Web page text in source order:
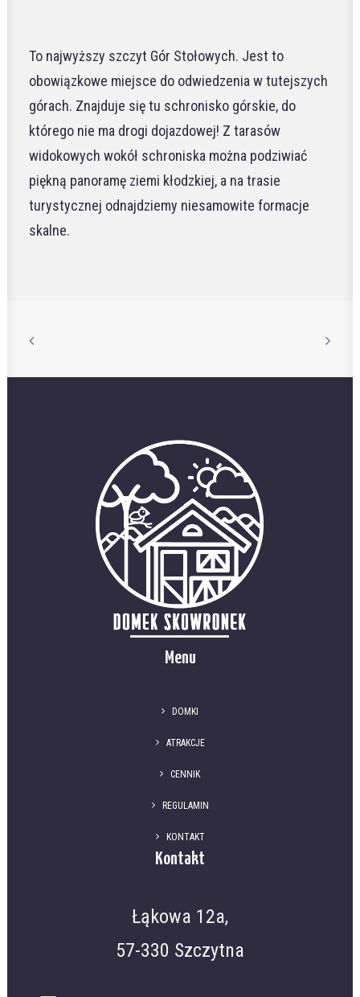
To najwyższy szczyt Gór Stołowych. Jest to
obowiązkowe miejsce do odwiedzenia w tutejszych
górach. Znajduje się tu schronisko górskie, do
którego nie ma drogi dojazdowej! Z tarasów
widokowych wokół schroniska można podziwiać
piękną panoramę ziemi kłodzkiej, a na trasie
turystycznej odnajdziemy niesamowite formacje
skalne.
Menu
DOMKI
ATRAKCJE
CENNIK
REGULAMIN
KONTAKT
Kontakt
Łąkowa 12a,
57-330 Szczytna